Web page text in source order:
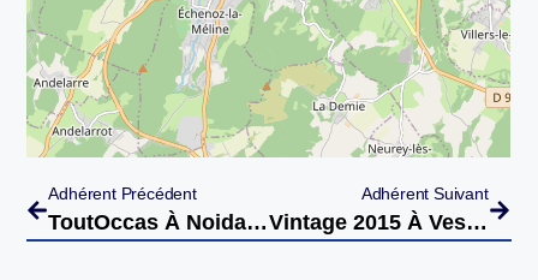
Adhérent Précédent
ToutOccas À Noidans Les Vesoul
Adhérent Suivant
Vintage 2015 À Vesoul